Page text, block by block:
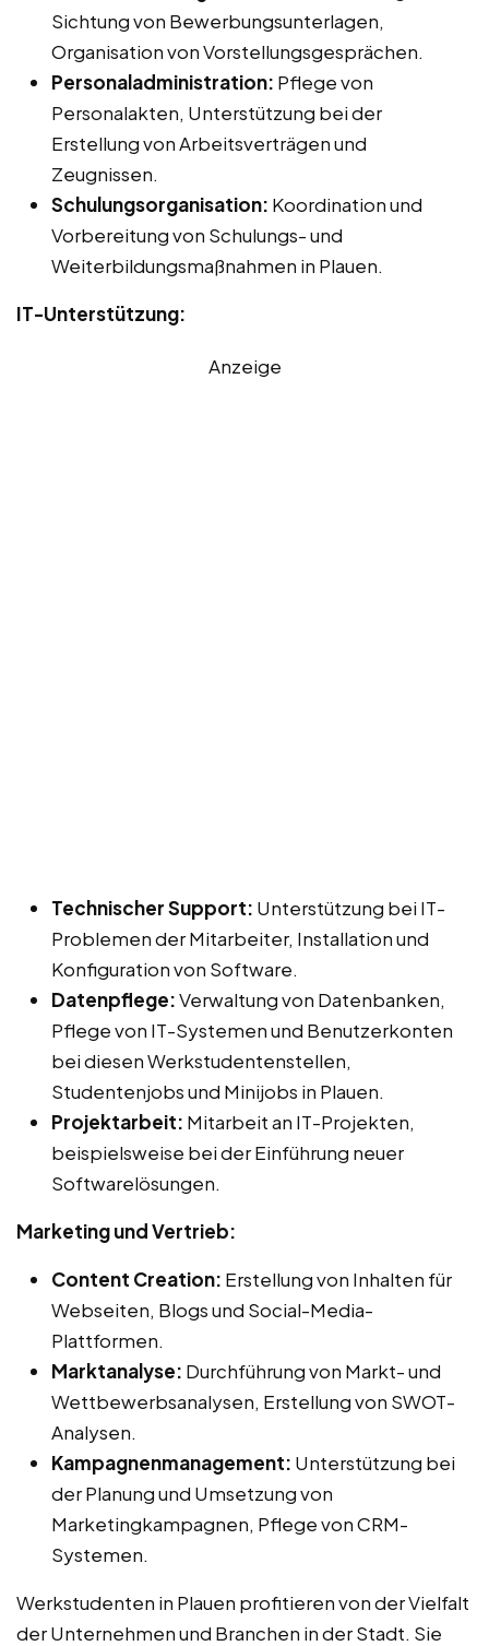
Sichtung von Bewerbungsunterlagen,
Organisation von Vorstellungsgesprächen.
Personaladministration: Pflege von
Personalakten, Unterstützung bei der
Erstellung von Arbeitsverträgen und
Zeugnissen.
Schulungsorganisation: Koordination und
Vorbereitung von Schulungs- und
Weiterbildungsmaßnahmen in Plauen.
IT-Unterstützung:
Anzeige
Technischer Support: Unterstützung bei IT-
Problemen der Mitarbeiter, Installation und
Konfiguration von Software.
Datenpflege:Verwaltung von Datenbanken,
Pflege von IT-Systemen und Benutzerkonten
bei diesen Werkstudentenstellen,
Studentenjobs und Minijobs in Plauen.
Projektarbeit: Mitarbeit an IT-Projekten,
beispielsweise bei der Einführung neuer
Softwarelösungen.
Marketing und Vertrieb:
Content Creation: Erstellung von Inhalten für
Webseiten, Blogs und Social-Media-
Plattformen.
Marktanalyse: Durchführung von Markt- und
Wettbewerbsanalysen, Erstellung von SWOT-
Analysen.
Kampagnenmanagement: Unterstützung bei
der Planung und Umsetzung von
Marketingkampagnen, Pflege von CRM-
Systemen.
Werkstudenten in Plauen profitieren von der Vielfalt
der Unternehmen und Branchen in der Stadt. Sie